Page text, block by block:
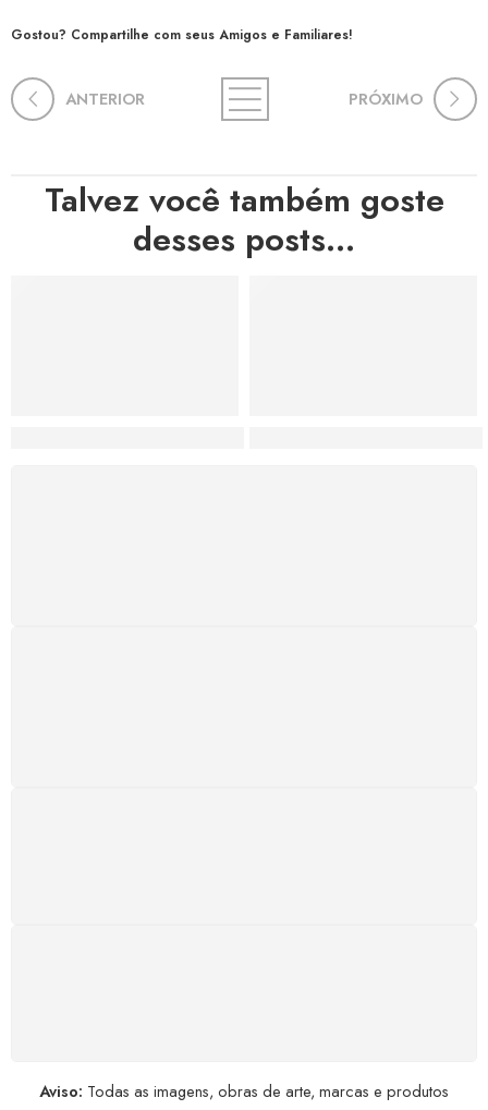
Gostou? Compartilhe com seus Amigos e Familiares!
ANTERIOR PRÓXIMO
Talvez você também goste
desses posts...
Aviso: Todas as imagens, obras de arte, marcas e produtos